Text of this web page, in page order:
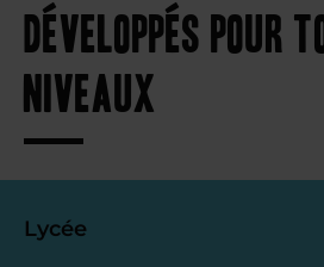
développés pour
niveaux
Lycée